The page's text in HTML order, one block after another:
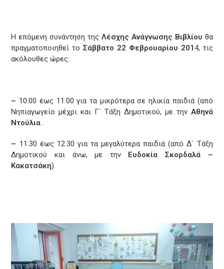
Η επόμενη συνάντηση της Λέσχης Ανάγνωσης Βιβλίου θα
πραγματοποιηθεί τοΣάββατο 22 Φεβρουαρίου 2014, τις
ακόλουθες ώρες:
– 10.00 έως 11.00 για τα μικρότερα σε ηλικία παιδιά (από
Νηπιαγωγείο μέχρι και Γ΄ Τάξη Δημοτικού, με τηνΑθηνά
Ντούλια .
– 11.30 έως 12.30 για τα μεγαλύτερα παιδιά (από Δ΄ Τάξη
Δημοτικού και άνω, με την Ευδοκία Σκορδαλά –
Κακατσάκη).